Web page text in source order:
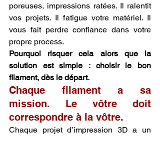
poreuses, impressions ratées. Il ralentit
vos projets. Il fatigue votre matériel. Il
vous fait perdre confiance dans votre
propre process.
Pourquoi risquer cela alors que la
solution est simple : choisir le bon
filament, dès le départ.
Chaque filament a sa
mission. Le vôtre doit
correspondre à la vôtre.
Chaque projet d’impression 3D a un